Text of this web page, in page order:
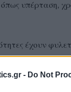
- Do Not
υπέρταση,
έχουν
συνθήκες που
επαρκούς